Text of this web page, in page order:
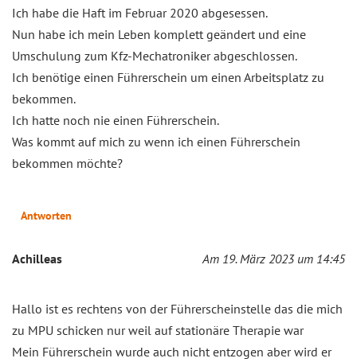
Ich habe die Haft im Februar 2020 abgesessen.
Nun habe ich mein Leben komplett geändert und eine
Umschulung zum Kfz-Mechatroniker abgeschlossen.
Ich benötige einen Führerschein um einen Arbeitsplatz zu
bekommen.
Ich hatte noch nie einen Führerschein.
Was kommt auf mich zu wenn ich einen Führerschein
bekommen möchte?
Antworten
Achilleas Am 19. März 2023 um 14:45
Hallo ist es rechtens von der Führerscheinstelle das die mich
zu MPU schicken nur weil auf stationäre Therapie war
Mein Führerschein wurde auch nicht entzogen aber wird er